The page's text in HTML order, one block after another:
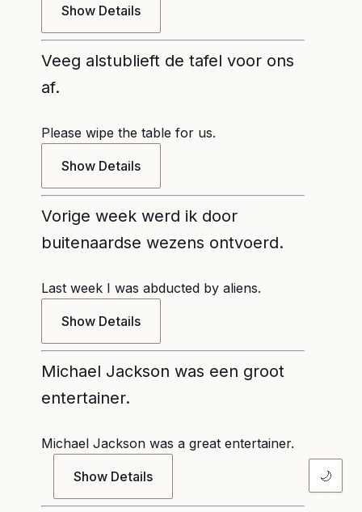
Show Details
Veeg alstublieft de tafel voor ons
af.
Please wipe the table for us.
Show Details
Vorige week werd ik door
buitenaardse wezens ontvoerd.
Last week I was abducted by aliens.
Show Details
Michael Jackson was een groot
entertainer.
Michael Jackson was a great entertainer.
Show Details 🌙